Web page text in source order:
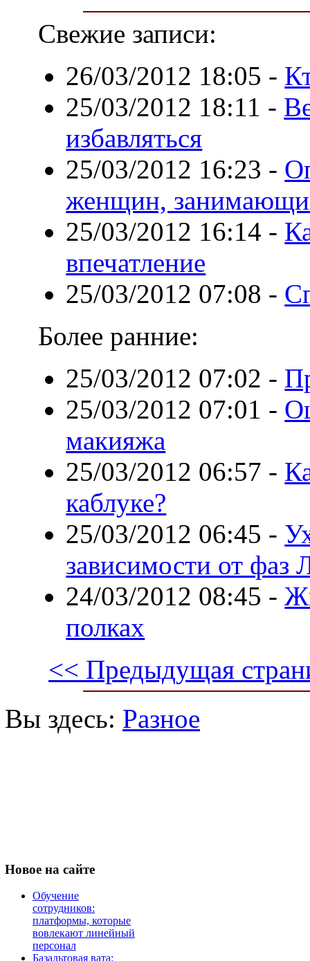
Свежие записи:
26/03/2012 18:05 -
25/03/2012 18:11 -
избавляться
25/03/2012 16:23 -
женщин,
25/03/2012 16:14 -
впечатление
25/03/2012 07:08 -
Более ранние:
25/03/2012 07:02 -
25/03/2012 07:01 -
макияжа
25/03/2012 06:57 -
каблуке?
25/03/2012 06:45 -
зависимости от фаз
24/03/2012 08:45 -
полках
<< Предыдущая
Вы здесь: Разное
Новое на сайте
Обучение
сотрудников:
платформы, которые
вовлекают линейный
персонал
Базальтовая вата: